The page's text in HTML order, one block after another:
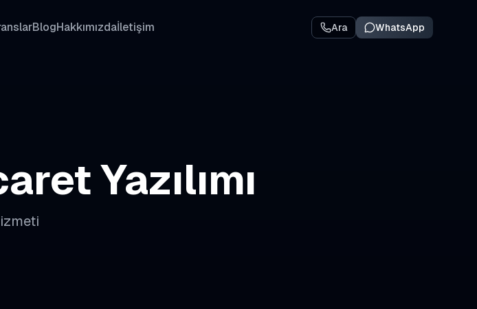
BlogHakkımızdaİletişim Ara WhatsApp
Yazılımı